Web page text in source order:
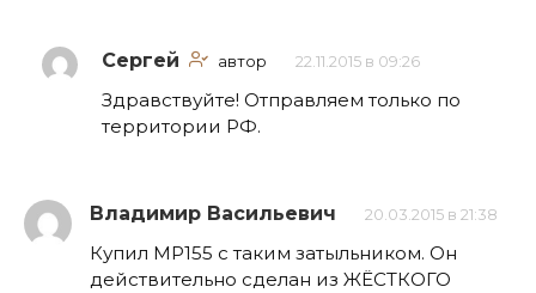
Сергей автор 22.11.2015 в 09:26
Здравствуйте! Отправляем только по
территории РФ.
Владимир Васильевич 20.03.2015 в 21:38
Купил МР155 с таким затыльником. Он
действительно сделан из ЖЁСТКОГО